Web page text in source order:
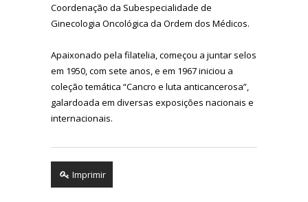
Coordenação da Subespecialidade de
Ginecologia Oncológica da Ordem dos Médicos.
Apaixonado pela filatelia, começou a juntar selos
em 1950, com sete anos, e em 1967 iniciou a
coleção temática “Cancro e luta anticancerosa”,
galardoada em diversas exposições nacionais e
internacionais.
Imprimir